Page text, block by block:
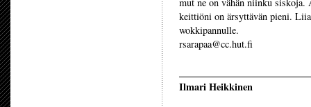
keittiöni on ärsyttävän pieni.
wokkipannulle.
rsarapaa@cc.hut.fi
Ilmari Heikkinen